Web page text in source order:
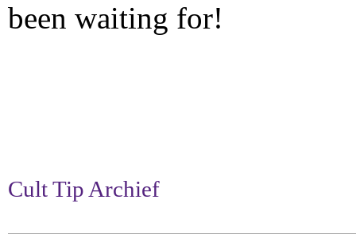
been waiting for!
Cult Tip Archief